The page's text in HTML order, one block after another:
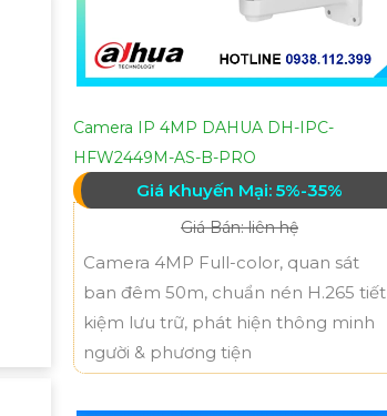
Camera IP 4MP DAHUA DH-IPC-
HFW2449M-AS-B-PRO
Giá Khuyến Mại: 5%-35%
Giá Bán: liên hệ
Camera 4MP Full-color, quan sát
ban đêm 50m, chuẩn nén H.265 tiết
kiệm lưu trữ, phát hiện thông minh
người & phương tiện